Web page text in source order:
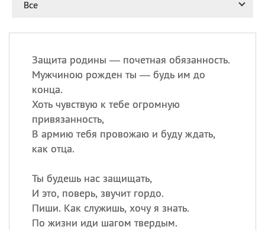
Все
Защита родины — почетная обязанность.
Мужчиною рожден ты — будь им до
конца.
Хоть чувствую к тебе огромную
привязанность,
В армию тебя провожаю и буду ждать,
как отца.
Ты будешь нас защищать,
И это, поверь, звучит гордо.
Пиши. Как служишь, хочу я знать.
По жизни иди шагом твердым.
11.08 День полета на
11.08 День Святой Клары —
покровительницы
Герман
Анфиса